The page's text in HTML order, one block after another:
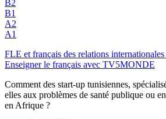
B2
B1
A2
A1
FLE et français des relations
Enseigner le français avec TV5MONDE
Comment des start-up tunisiennes,
elles aux problèmes de santé publique ou
en Afrique ?